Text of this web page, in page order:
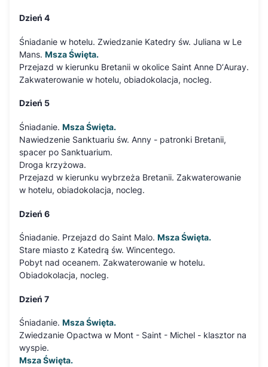
Dzień 4
Śniadanie w hotelu. Zwiedzanie Katedry św. Juliana w Le
Mans. Msza Święta.
Przejazd w kierunku Bretanii w okolice Saint Anne D’Auray.
Zakwaterowanie w hotelu, obiadokolacja, nocleg.
Dzień 5
Śniadanie. Msza Święta.
Nawiedzenie Sanktuariu św. Anny - patronki Bretanii,
spacer po Sanktuarium.
Droga krzyżowa.
Przejazd w kierunku wybrzeża Bretanii. Zakwaterowanie
w hotelu, obiadokolacja, nocleg.
Dzień 6
Śniadanie. Przejazd do Saint Malo. Msza Święta.
Stare miasto z Katedrą św. Wincentego.
Pobyt nad oceanem. Zakwaterowanie w hotelu.
Obiadokolacja, nocleg.
Dzień 7
Śniadanie. Msza Święta.
Zwiedzanie Opactwa w Mont - Saint - Michel - klasztor na
wyspie.
Msza Święta.